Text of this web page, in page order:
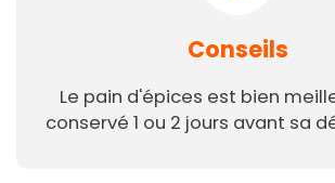
Conseils
Le pain d'épices est bien
conservé 1 ou 2 jours avant sa